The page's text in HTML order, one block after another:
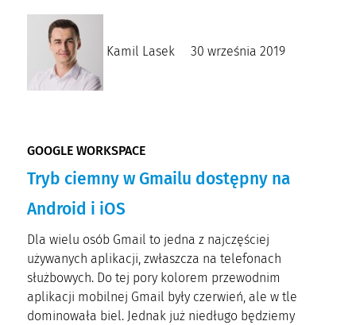
Kamil Lasek 30 września 2019
GOOGLE WORKSPACE
Tryb ciemny w Gmailu dostępny na
Android i iOS
Dla wielu osób Gmail to jedna z najczęściej
używanych aplikacji, zwłaszcza na telefonach
służbowych. Do tej pory kolorem przewodnim
aplikacji mobilnej Gmail były czerwień, ale w tle
dominowała biel. Jednak już niedługo będziemy